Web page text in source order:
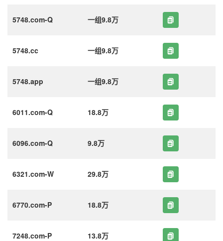
5748.com-Q 一组9.8万
5748.cc 一组9.8万
5748.app 一组9.8万
6011.com-Q 18.8万
6096.com-Q 9.8万
6321.com-W 29.8万
6770.com-P 18.8万
7248.com-P 13.8万